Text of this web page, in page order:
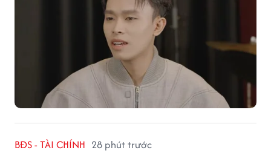
BĐS - TÀI CHÍNH 28 phút trước